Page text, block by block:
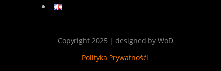
Copyright 2025 | designed by WoD
Polityka Prywatnośći